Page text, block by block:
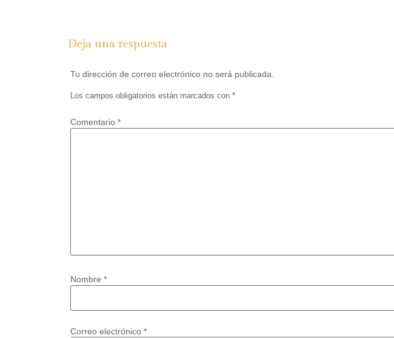
Deja una respuesta
Tu dirección de correo electrónico no será publicada.
Los campos obligatorios están marcados con *
Comentario *
Nombre *
Correo electrónico *